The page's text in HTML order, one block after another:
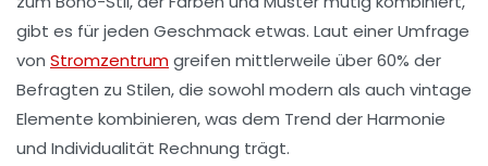
gibt es für jeden Geschmack etwas. Laut einer Umfrage
von Stromzentrumgreifen mittlerweile über 60% der
Befragten zu Stilen, die sowohl modern als auch vintage
Elemente kombinieren, was dem Trend derHarmonie
und Individualität Rechnung trägt.